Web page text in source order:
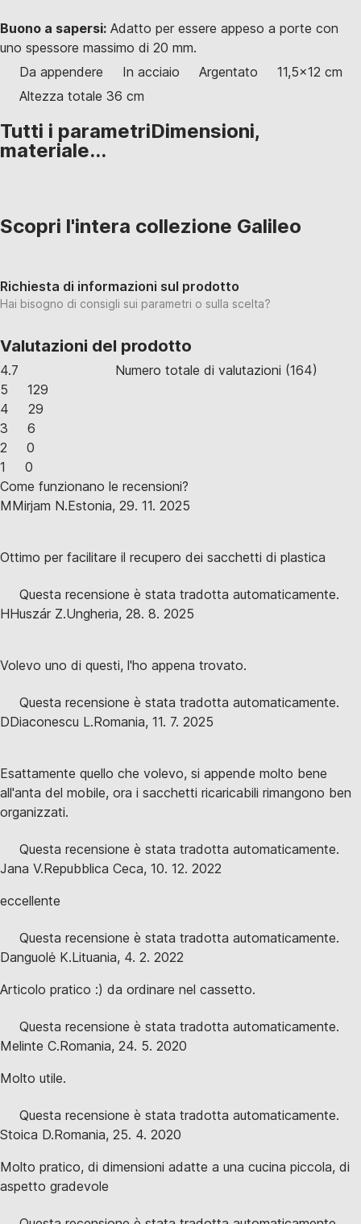
Buono a sapersi: Adatto per essere appeso a porte con
uno spessore massimo di 20 mm.
Da appendere
In acciaio Argentato
11,5x12 cm
Altezza totale 36 cm
Tutti i parametriDimensioni,
materiale...
Scopri l'intera collezione Galileo
Richiesta di informazioni sul prodotto
Hai bisogno di consigli sui parametri o sulla scelta?
Valutazioni del prodotto
4.7 Numero totale di valutazioni (164)
5
129
4
29
3
6
2
0
1
0
Come funzionano le recensioni?
MMirjam N.Estonia, 29. 11. 2025
Ottimo per facilitare il recupero dei sacchetti di plastica
Questa recensione è stata tradotta automaticamente.
HHuszár Z.Ungheria, 28. 8. 2025
Volevo uno di questi, l'ho appena trovato.
Questa recensione è stata tradotta automaticamente.
DDiaconescu L.Romania, 11. 7. 2025
Esattamente quello che volevo, si appende molto bene
all'anta del mobile, ora i sacchetti ricaricabili rimangono ben
organizzati.
Questa recensione è stata tradotta automaticamente.
Jana V.Repubblica Ceca, 10. 12. 2022
eccellente
Questa recensione è stata tradotta automaticamente.
Danguolė K.Lituania, 4. 2. 2022
Articolo pratico :) da ordinare nel cassetto.
Questa recensione è stata tradotta automaticamente.
Melinte C.Romania, 24. 5. 2020
Molto utile.
Questa recensione è stata tradotta automaticamente.
Stoica D.Romania, 25. 4. 2020
Molto pratico, di dimensioni adatte a una cucina piccola, di
aspetto gradevole